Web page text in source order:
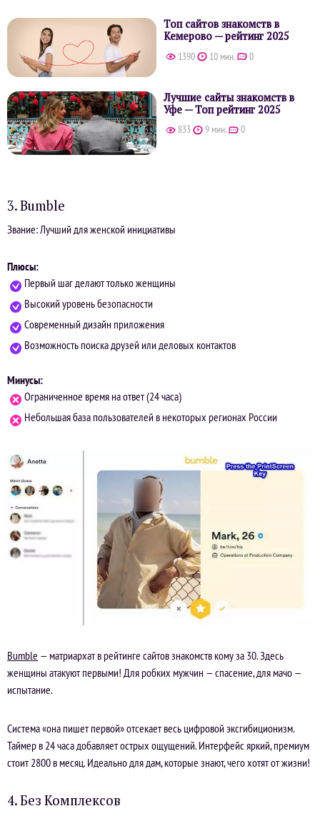
Топ сайтов знакомств в
Кемерово — рейтинг 2025
1390 10 мин. 0
Лучшие сайты знакомств в
Уфе — Топ рейтинг 2025
833 9 мин. 0
3. Bumble
Звание: Лучший для женской инициативы
Плюсы:
Первый шаг делают только женщины
Высокий уровень безопасности
Современный дизайн приложения
Возможность поиска друзей или деловых контактов
Минусы:
Ограниченное время на ответ (24 часа)
Небольшая база пользователей в некоторых регионах России
Bumble — матриархат в рейтинге сайтов знакомств кому за 30. Здесь
женщины атакуют первыми! Для робких мужчин — спасение, для мачо —
испытание.
Система «она пишет первой» отсекает весь цифровой эксгибиционизм.
Таймер в 24 часа добавляет острых ощущений. Интерфейс яркий, премиум
стоит 2800 в месяц. Идеально для дам, которые знают, чего хотят от жизни!
4. Без Комплексов